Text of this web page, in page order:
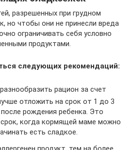
разрешенных при грудном
но чтобы они не принесли вреда
ограничивать себя условно
продуктами.
следующих рекомендаций:
рацион за счет
отложить на срок от 1 до 3
рождения ребенка. Это
когда кормящей маме можно
есть сладкое.